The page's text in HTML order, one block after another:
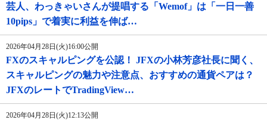
芸人、わっきゃいさんが提唱する「Wemof」は「一日一善
10pips」で着実に利益を伸ば…
2026年04月28日(火)16:00公開
FXのスキャルピングを公認！ JFXの小林芳彦社長に聞く、
スキャルピングの魅力や注意点、おすすめの通貨ペアは？
JFXのレートでTradingView…
2026年04月28日(火)12:13公開